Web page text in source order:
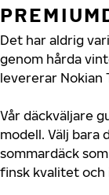
Det har aldrig
genom hårda
levererar Nokian
Vår däckväljare
modell. Välj bara
sommardäck
finsk kvalitet och